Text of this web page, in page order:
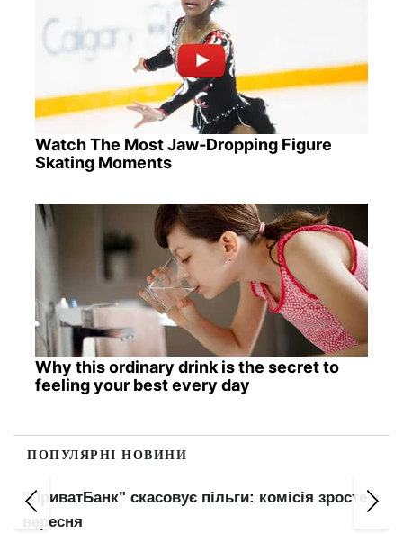
Watch The Most Jaw‑Dropping Figure
Skating Moments
Why this ordinary drink is the secret to
feeling your best every day
ПОПУЛЯРНІ НОВИНИ
"ПриватБанк" скасовує пільги: комісія зросте з
вересня